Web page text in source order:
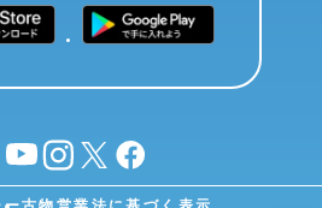
YouTubeinstagram
X facebook